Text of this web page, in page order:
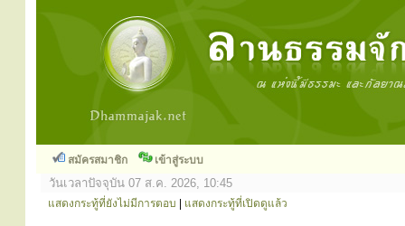
สมัครสมาชิก เข้าสู่ระบบ
วันเวลาปัจจุบัน 07 ส.ค. 2026, 10:45
แสดงกระทู้ที่ยังไม่มีการตอบ แสดงกระทู้ที่เปิดดูแล้ว